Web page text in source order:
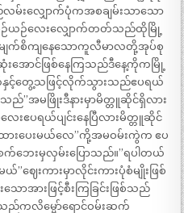
မ်းလျှောက်ပုံကအစချမ်းသာသော
ယဉ်ယဉ်လေးလျှောက်တတ်သည်ထိုမြို့
ျက်စိကျနေသောကူလီမာလတို့အုပ်စု
မဆုံးအောင်ဖြစ်နေကြသည်ဒီနေ့ကိုကမြို့
င့်တွေ့သဖြင့်လိုက်သွားသည်ဧပရယ်
သည်”အမဖြိုးဒီနားမှာမိတ္တူဆိုင်ရှိလား
းဧပရယ်ပျင်းနေပြီလားမိတ္တူဆိုင်
ားပေးမယ်လေ”ကို့အမဝမ်းကွဲက ဧပ
က်ဘေးမှလှမ်းပြောသည်။”ရပါတယ်
ေးကားမှာလိုင်းကားပုံစံမျိုးဖြစ်
သောအားဖြင့်စီးကြခြင်းဖြစ်သည်
လိမ္မော်ရောင်ဝမ်းဆက်